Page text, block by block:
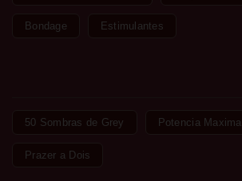
Bondage Estimulantes
50 Sombras de Grey Potencia Maxima
Prazer a Dois